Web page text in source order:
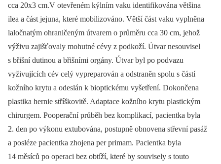
cca 20x3 cm.V otevřeném kýlním vaku identifikována většina
ilea a část jejuna, které mobilizováno. Větší část vaku vyplněna
laločnatým ohraničeným útvarem o průměru cca 30 cm, jehož
výživu zajišťovaly mohutné cévy z podkoží. Útvar nesouvisel
s břišní dutinou a břišními orgány. Útvar byl po podvazu
vyživujících cév celý vypreparován a odstraněn spolu s částí
kožního krytu a odeslán k bioptickému vyšetření. Dokončena
plastika hernie stříškovitě. Adaptace kožního krytu plastickým
chirurgem. Pooperační průběh bez komplikací, pacientka byla
2. den po výkonu extubována, postupně obnovena střevní pasáž
a posléze pacientka zhojena per primam. Pacientka byla
14 měsíců po operaci bez obtíží, které by souvisely s touto